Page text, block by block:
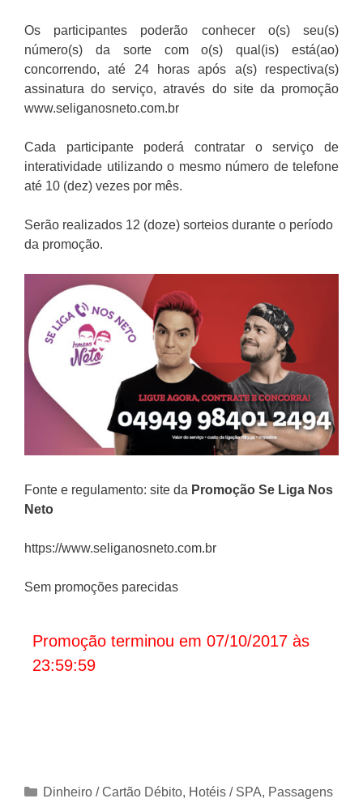
Os participantes poderão conhecer o(s) seu(s)
número(s) da sorte com o(s) qual(is) está(ao)
concorrendo, até 24 horas após a(s) respectiva(s)
assinatura do serviço, através do site da promoção
www.seliganosneto.com.br
Cada participante poderá contratar o serviço de
interatividade utilizando o mesmo número de telefone
até 10 (dez) vezes por mês.
Serão realizados 12 (doze) sorteios durante o período
da promoção.
Fonte e regulamento: site da Promoção Se Liga Nos
Neto
https://www.seliganosneto.com.br
Sem promoções parecidas
Promoção terminou em 07/10/2017 às
23:59:59
Categorias
Dinheiro / Cartão Débito, Hotéis / SPA, Passagens